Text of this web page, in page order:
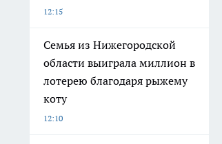
12:15
Семья из Нижегородской
области выиграла миллион в
лотерею благодаря рыжему
коту
12:10